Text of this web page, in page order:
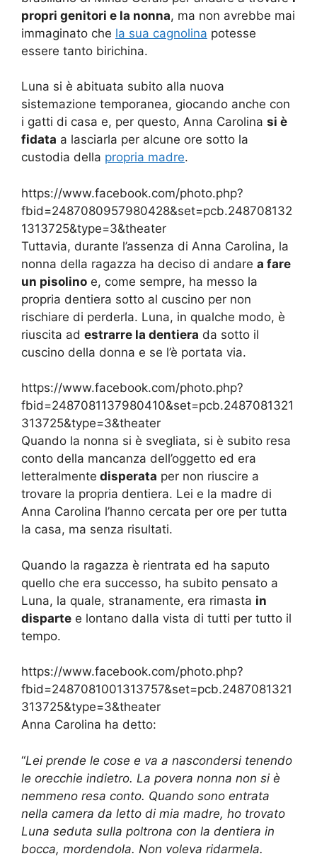
propri genitori e la nonna, ma non avrebbe mai
immaginato che la sua cagnolina potesse
essere tanto birichina.
Luna si è abituata subito alla nuova
sistemazione temporanea, giocando anche con
i gatti di casa e, per questo, Anna Carolina si è
fidata a lasciarla per alcune ore sotto la
custodia della propria madre.
https://www.facebook.com/photo.php?
fbid=2487080957980428&set=pcb.248708132
1313725&type=3&theater
Tuttavia, durante l’assenza di Anna Carolina, la
nonna della ragazza ha deciso di andare a fare
un pisolino e, come sempre, ha messo la
propria dentiera sotto al cuscino per non
rischiare di perderla. Luna, in qualche modo, è
riuscita ad estrarre la dentiera da sotto il
cuscino della donna e se l’è portata via.
https://www.facebook.com/photo.php?
fbid=2487081137980410&set=pcb.2487081321
313725&type=3&theater
Quando la nonna si è svegliata, si è subito resa
conto della mancanza dell’oggetto ed era
letteralmente disperata per non riuscire a
trovare la propria dentiera. Lei e la madre di
Anna Carolina l’hanno cercata per ore per tutta
la casa, ma senza risultati.
Quando la ragazza è rientrata ed ha saputo
quello che era successo, ha subito pensato a
Luna, la quale, stranamente, era rimasta in
disparte e lontano dalla vista di tutti per tutto il
tempo.
https://www.facebook.com/photo.php?
fbid=2487081001313757&set=pcb.2487081321
313725&type=3&theater
Anna Carolina ha detto:
“Lei prende le cose e va a nascondersi tenendo
le orecchie indietro. La povera nonna non si è
nemmeno resa conto. Quando sono entrata
nella camera da letto di mia madre, ho trovato
Luna seduta sulla poltrona con la dentiera in
bocca, mordendola. Non voleva ridarmela.